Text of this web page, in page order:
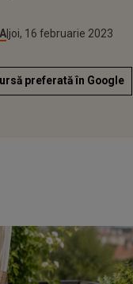
Publicat:
miercuri, 16 februarie
Actualizat:
joi, 16 februarie 2023
preferată în Google